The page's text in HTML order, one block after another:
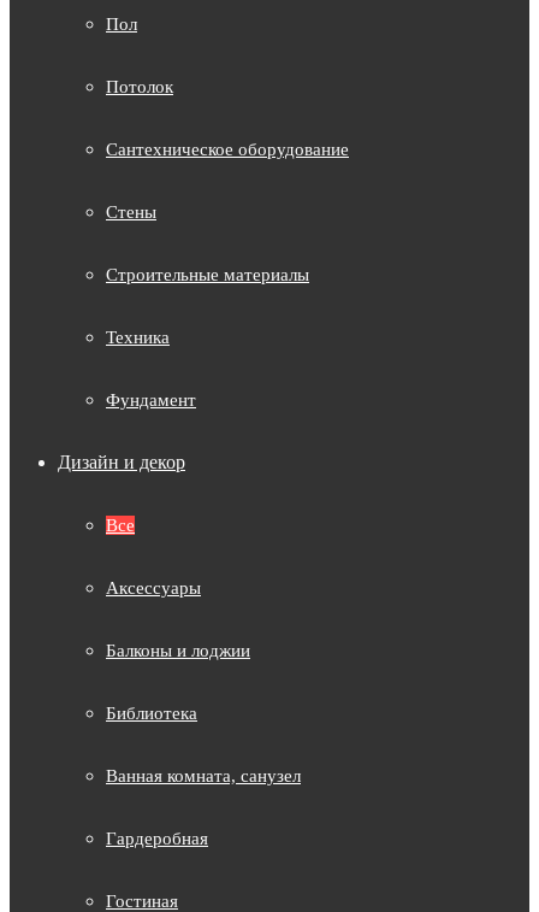
Пол
Потолок
Сантехническое оборудование
Стены
Строительные материалы
Техника
Фундамент
Дизайн и декор
Все
Аксессуары
Балконы и лоджии
Библиотека
Ванная комната, санузел
Гардеробная
Гостиная